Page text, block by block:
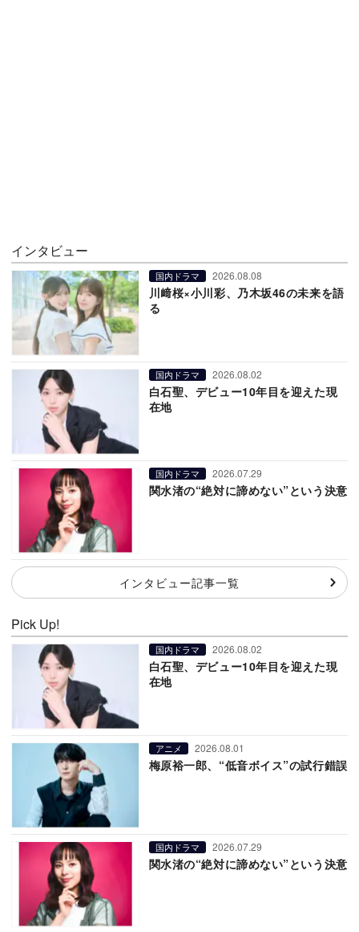
インタビュー
国内ドラマ 2026.08.08
川﨑桜×小川彩、乃木坂46の未来を語
る
国内ドラマ 2026.08.02
白石聖、デビュー10年目を迎えた現
在地
国内ドラマ 2026.07.29
関水渚の“絶対に諦めない”という決意
インタビュー記事一覧
Pick Up!
国内ドラマ 2026.08.02
白石聖、デビュー10年目を迎えた現
在地
アニメ 2026.08.01
梅原裕一郎、“低音ボイス”の試行錯誤
国内ドラマ 2026.07.29
関水渚の“絶対に諦めない”という決意